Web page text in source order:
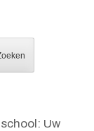
Uw